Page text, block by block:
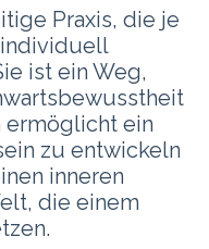
Praxis, die je
individuell
ist ein Weg,
ein
zu entwickeln
inneren
die einem